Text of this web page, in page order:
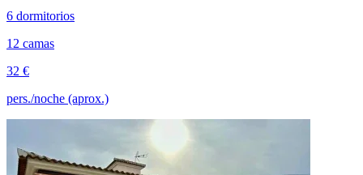
6 dormitorios
12 camas
32 €
pers./noche (aprox.)